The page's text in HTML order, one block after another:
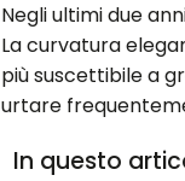
Negli ultimi due
La curvatura
più suscettibile a
urtare
In questo